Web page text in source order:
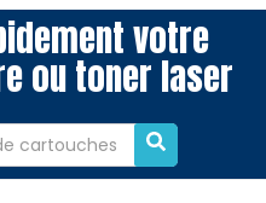
votre
ou toner laser